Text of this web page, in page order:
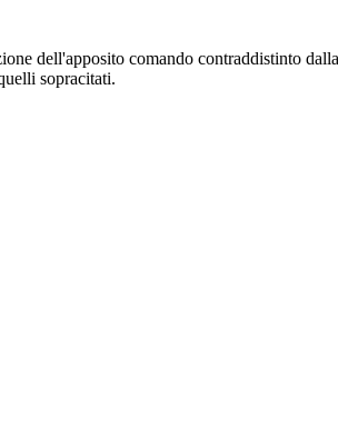
dell'apposito comando contraddistinto
sopracitati.